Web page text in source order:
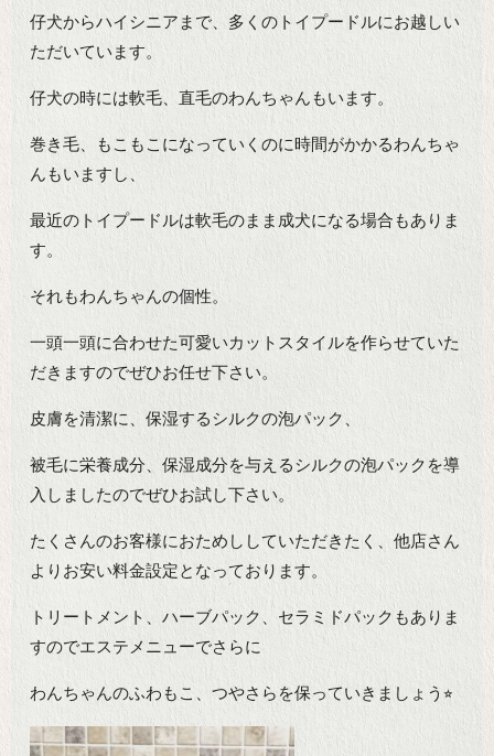
仔犬からハイシニアまで、多くのトイプードルにお越しい
ただいています。
仔犬の時には軟毛、直毛のわんちゃんもいます。
巻き毛、もこもこになっていくのに時間がかかるわんちゃ
んもいますし、
最近のトイプードルは軟毛のまま成犬になる場合もありま
す。
それもわんちゃんの個性。
一頭一頭に合わせた可愛いカットスタイルを作らせていた
だきますのでぜひお任せ下さい。
皮膚を清潔に、保湿するシルクの泡パック、
被毛に栄養成分、保湿成分を与えるシルクの泡パックを導
入しましたのでぜひお試し下さい。
たくさんのお客様におためししていただきたく、他店さん
よりお安い料金設定となっております。
トリートメント、ハーブパック、セラミドパックもありま
すのでエステメニューでさらに
わんちゃんのふわもこ、つやさらを保っていきましょう⭐︎